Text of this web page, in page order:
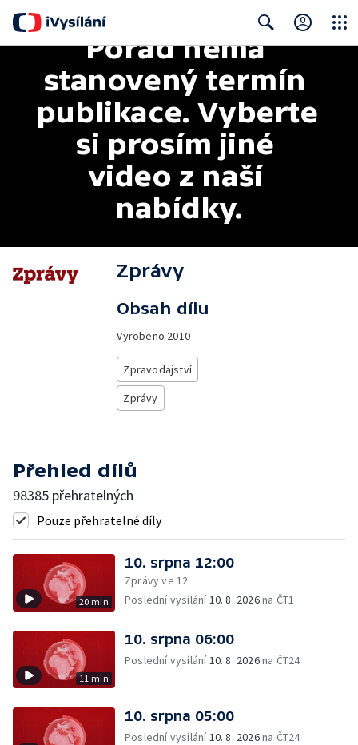
Search
Pořad nemá
stanovený termín
publikace. Vyberte
si prosím jiné
video z naší
nabídky.
Zprávy
Obsah dílu
Vyrobeno 2010
Zpravodajství
Zprávy
Přehled dílů
98385 přehratelných
Pouze přehratelné díly
20 min
10. srpna 12:00
Zprávy ve 12
Poslední vysílání10. 8. 2026na ČT1
11 min
10. srpna 06:00
Poslední vysílání10. 8. 2026na ČT24
10. srpna 05:00
Poslední vysílání10. 8. 2026na ČT24